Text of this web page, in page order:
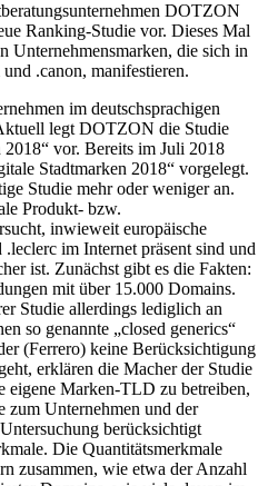
DOTZON
Ranking-Studie vor. Dieses Mal
Unternehmensmarken, die sich in
.canon, manifestieren.
im deutschsprachigen
legt DOTZON die Studie
vor. Bereits im Juli 2018
Stadtmarken 2018“ vorgelegt.
Studie mehr oder weniger an.
Produkt- bzw.
inwieweit europäische
im Internet präsent sind und
ist. Zunächst gibt es die Fakten:
mit über 15.000 Domains.
Studie allerdings lediglich an
so genannte „closed generics“
(Ferrero) keine Berücksichtigung
erklären die Macher der Studie
eigene Marken-TLD zu betreiben,
zum Unternehmen und der
berücksichtigt
Die Quantitätsmerkmale
zusammen, wie etwa der Anzahl